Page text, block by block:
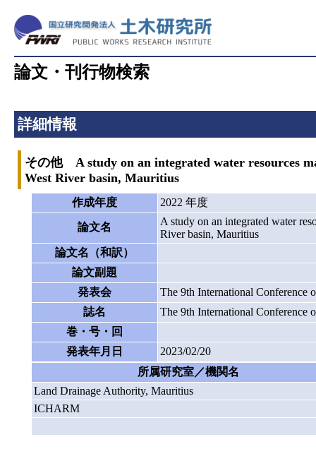
論文・刊行物検索
詳細情報
その他 A study on an integrated water resources
West River basin, Mauritius
作成年度 2022 年度
論文名
A study on an integrated water
River basin, Mauritius
論文名（和訳）
論文副題
発表会
The 9th International Conference
誌名
The 9th International Conference
巻・号・回
発表年月日
2023/02/20
所属研究室／機関名
Land Drainage Authority, Mauritius
ICHARM